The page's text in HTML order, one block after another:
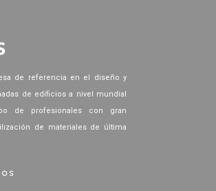
de referencia en el diseño y
de edificios a nivel mundial
de profesionales con gran
de materiales de última